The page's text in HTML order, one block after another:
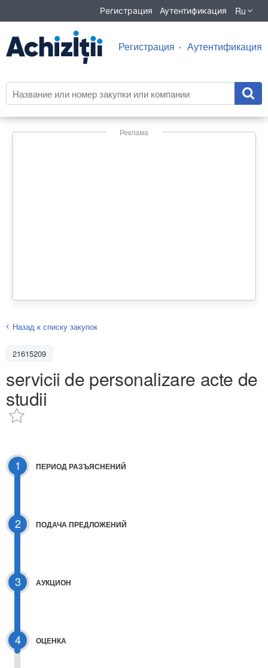
Регистрация Аутентификация Ru
Регистрация Аутентификация
Реклама
Назад к списку закупок
21615209
servicii de personalizare acte de
studii
1 ПЕРИОД РАЗЪЯСНЕНИЙ
2 ПОДАЧА ПРЕДЛОЖЕНИЙ
3 АУКЦИОН
4 ОЦЕНКА